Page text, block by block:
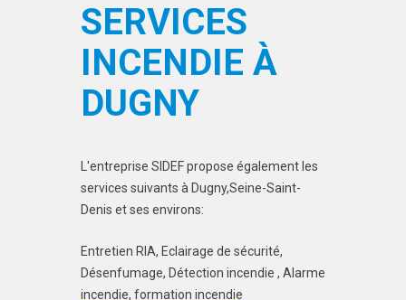
SERVICES
INCENDIE À
DUGNY
L'entreprise SIDEF propose également les
services suivants à Dugny,Seine-Saint-
Denis et ses environs:
Entretien RIA, Eclairage de sécurité,
Désenfumage, Détection incendie , Alarme
incendie, formation incendie